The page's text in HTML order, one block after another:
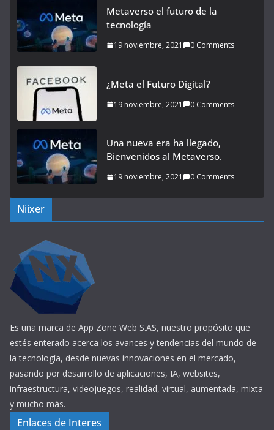
Metaverso el futuro de la
tecnología
19 noviembre, 2021 0 Comments
¿Meta el Futuro Digital?
19 noviembre, 2021 0 Comments
Una nueva era ha llegado,
Bienvenidos al Metaverso.
19 noviembre, 2021 0 Comments
Niixer
Es una marca de App Zone Web S.AS, nuestro propósito que
estés enterado acerca los avances y tendencias del mundo de
la tecnología, desde nuevas innovaciones en el mercado,
pasando por desarrollo de aplicaciones, IA, websites,
infraestructura, videojuegos, realidad, virtual, aumentada, mixta
y mucho más.
Enlaces de Interes